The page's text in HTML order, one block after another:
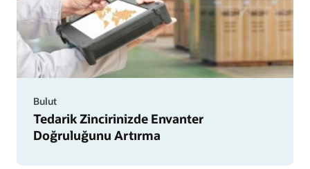
Bulut
Tedarik Zincirinizde Envanter
Doğruluğunu Artırma